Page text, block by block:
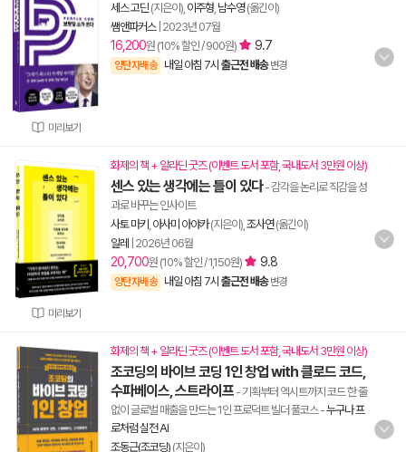
미리보기
세스 고딘 (지은이), 이주형 남수영(옮긴이)
쌤앤파커스| 2023년 07월
16,200원 (10% 할인 / 900원) 9.7
양탄자배송 내일 아침 7시 출근전 배송 변경
미리보기
화제의 책 + 알라딘 굿즈 (이벤트 도서 포함, 국내도서 3만원 이상)
센스 있는 생각에는 틀이 있다- 감각을 논리로 직감을 성
과로 바꾸는 인사이트
사토 마키 아사미 아야카(지은이), 조사연(옮긴이)
알레
2026년 06월
20,700원 (10% 할인 / 1,150원) 9.8
양탄자배송 내일 아침 7시 출근전 배송 변경
화제의 책 + 알라딘 굿즈 (이벤트 도서 포함, 국내도서 3만원 이상)
조코딩의 바이브 코딩 1인 창업 with 클로드 코드,
수파베이스, 스트라이프 - 기획부터 엑시트까지 코드 한 줄
없이 글로벌 매출을 만드는 1인 프로덕트 빌더 풀코스-누구나 프
로처럼 실전 AI
조동근(조코딩) (지은이)